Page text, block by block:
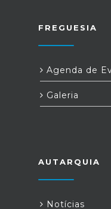
FREGUESIA
Agenda de
Galeria
AUTARQUIA
Notícias